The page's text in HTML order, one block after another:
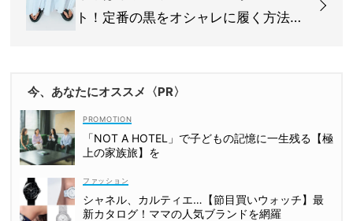
ト！定番の黒をオシャレに履く方法っ
今、あなたにオススメ〈PR〉
「NOT A HOTEL」で子どもの記憶に一生残る【極
上の家族旅】を
ファッション
シャネル、カルティエ…【節目買いウォッチ】最
新カタログ！ママの人気ブランドを網羅